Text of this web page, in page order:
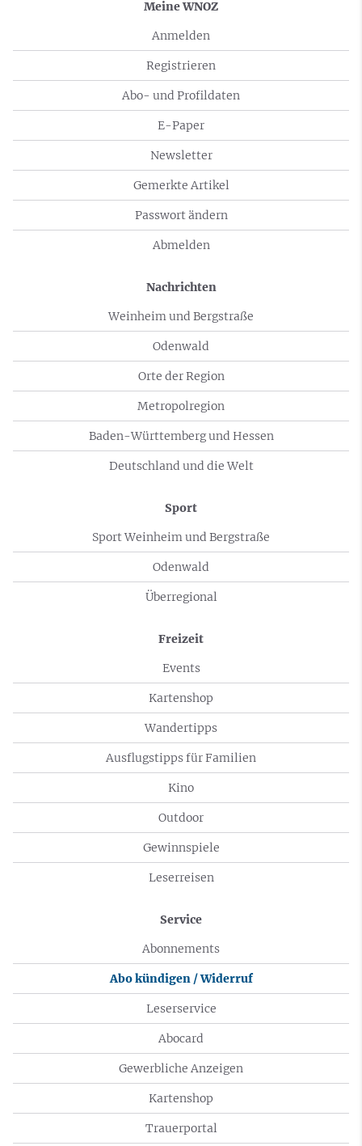
Meine WNOZ
Anmelden
Registrieren
Abo- und Profildaten
E-Paper
Newsletter
Gemerkte Artikel
Passwort ändern
Abmelden
Nachrichten
Weinheim und Bergstraße
Odenwald
Orte der Region
Metropolregion
Baden-Württemberg und Hessen
Deutschland und die Welt
Sport
Sport Weinheim und Bergstraße
Odenwald
Überregional
Freizeit
Events
Kartenshop
Wandertipps
Ausflugstipps für Familien
Kino
Outdoor
Gewinnspiele
Leserreisen
Service
Abonnements
Abo kündigen / Widerruf
Leserservice
Abocard
Gewerbliche Anzeigen
Kartenshop
Trauerportal